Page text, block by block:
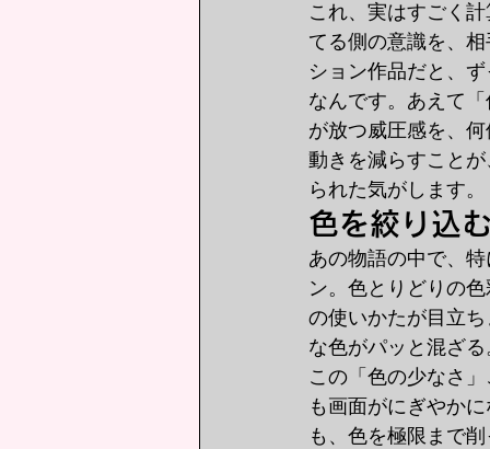
これ、実はすごく
てる側の意識を、
ション作品だと、
なんです。あえて
が放つ威圧感を、
動きを減らすこと
られた気がします。
色を絞り込
あの物語の中で、
ン。色とりどりの
の使いかたが目立
な色がパッと混ざる
この「色の少なさ
も画面がにぎやか
も、色を極限まで